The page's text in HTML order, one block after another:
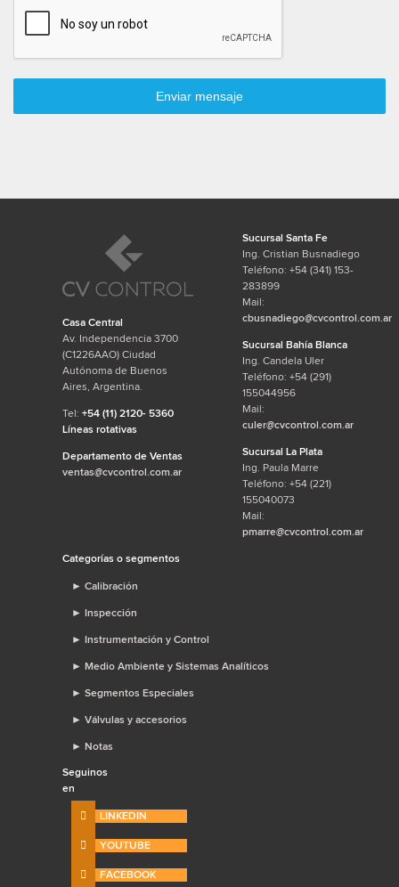
Enviar mensaje
Casa Central
Av. Independencia 3700
(C1226AAO) Ciudad
Autónoma de Buenos
Aires, Argentina.
Tel: +54 (11) 2120- 5360
Líneas rotativas
Departamento de Ventas
ventas@cvcontrol.com.ar
Sucursal Santa Fe
Ing. Cristian Busnadiego
Teléfono: +54 (341) 153-
283899
Mail:
cbusnadiego@cvcontrol.com.ar
Sucursal Bahía Blanca
Ing. Candela Uler
Teléfono: +54 (291)
155044956
Mail:
culer@cvcontrol.com.ar
Sucursal La Plata
Ing. Paula Marre
Teléfono: +54 (221)
155040073
Mail:
pmarre@cvcontrol.com.ar
Categorías o segmentos
► Calibración
► Inspección
► Instrumentación y Control
► Medio Ambiente y Sistemas Analíticos
► Segmentos Especiales
► Válvulas y accesorios
► Notas
Seguinos
en
LINKEDIN
YOUTUBE
FACEBOOK